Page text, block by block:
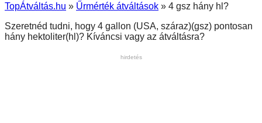
TopÁtváltás.hu » Űrmérték átváltások » 4 gsz hány hl?
Szeretnéd tudni, hogy 4 gallon (USA, száraz)(gsz) pontosan
hány hektoliter(hl)? Kíváncsi vagy az átváltásra?
hirdetés